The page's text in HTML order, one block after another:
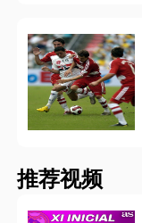
推荐视频